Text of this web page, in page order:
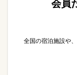
会員
全国の宿泊施設や